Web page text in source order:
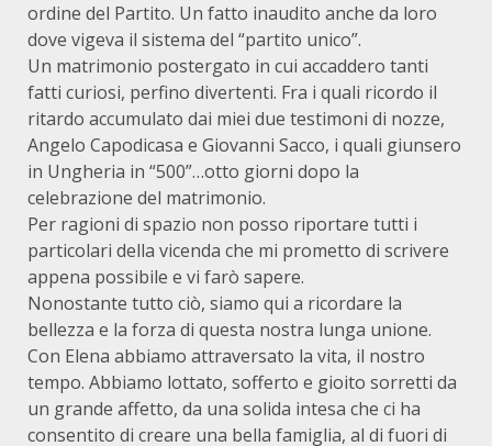
ordine del Partito. Un fatto inaudito anche da loro
dove vigeva il sistema del “partito unico”.
Un matrimonio postergato in cui accaddero tanti
fatti curiosi, perfino divertenti. Fra i quali ricordo il
ritardo accumulato dai miei due testimoni di nozze,
Angelo Capodicasa e Giovanni Sacco, i quali giunsero
in Ungheria in “500”…otto giorni dopo la
celebrazione del matrimonio.
Per ragioni di spazio non posso riportare tutti i
particolari della vicenda che mi prometto di scrivere
appena possibile e vi farò sapere.
Nonostante tutto ciò, siamo qui a ricordare la
bellezza e la forza di questa nostra lunga unione.
Con Elena abbiamo attraversato la vita, il nostro
tempo. Abbiamo lottato, sofferto e gioito sorretti da
un grande affetto, da una solida intesa che ci ha
consentito di creare una bella famiglia, al di fuori di